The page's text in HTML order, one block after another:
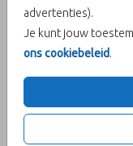
advertenties).
Je kunt jouw
ons cookiebeleid.
Helaas is dit product
Heb je vragen?
OMSCHRIJVING